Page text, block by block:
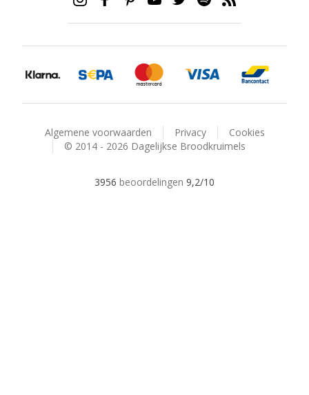
Algemene voorwaarden Privacy
Cookies
© 2014 - 2026 Dagelijkse Broodkruimels
3956 beoordelingen 9,2/10